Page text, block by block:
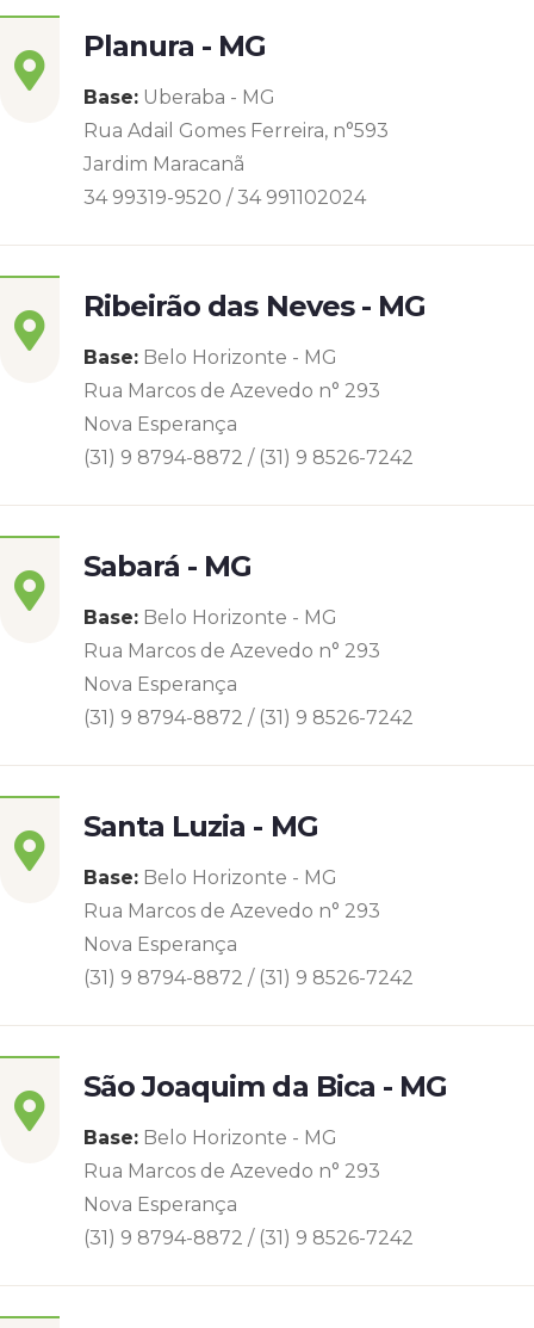
Planura - MG
Base: Uberaba - MG
Rua Adail Gomes Ferreira, n°593
Jardim Maracanã
34 99319-9520 / 34 991102024
Ribeirão das Neves - MG
Base: Belo Horizonte - MG
Rua Marcos de Azevedo n° 293
Nova Esperança
(31) 9 8794-8872 / (31) 9 8526-7242
Sabará - MG
Base: Belo Horizonte - MG
Rua Marcos de Azevedo n° 293
Nova Esperança
(31) 9 8794-8872 / (31) 9 8526-7242
Santa Luzia - MG
Base: Belo Horizonte - MG
Rua Marcos de Azevedo n° 293
Nova Esperança
(31) 9 8794-8872 / (31) 9 8526-7242
São Joaquim da Bica - MG
Base: Belo Horizonte - MG
Rua Marcos de Azevedo n° 293
Nova Esperança
(31) 9 8794-8872 / (31) 9 8526-7242